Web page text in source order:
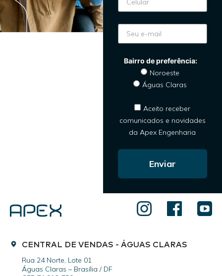
Noroeste
Águas Claras
Aceito receber
comunicados e novidades
da Apex Engenharia
Enviar
CENTRAL DE VENDAS - ÁGUAS CLARAS
Rua 24 Norte, Lote 01
Águas Claras – Brasília / DF